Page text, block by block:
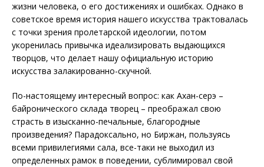
жизни человека, о его достижениях и ошибках. Однако в
советское время история нашего искусства трактовалась
с точки зрения пролетарской идеологии, потом
укоренилась привычка идеализировать выдающихся
творцов, что делает нашу официальную историю
искусства залакированно-скучной.
По-настоящему интересный вопрос: как Ахан-серэ –
байронического склада творец – преображал свою
страсть в изысканно-печальные, благородные
произведения? Парадоксально, но Биржан, пользуясь
всеми привилегиями сала, все-таки не выходил из
определенных рамок в поведении, сублимировал свой